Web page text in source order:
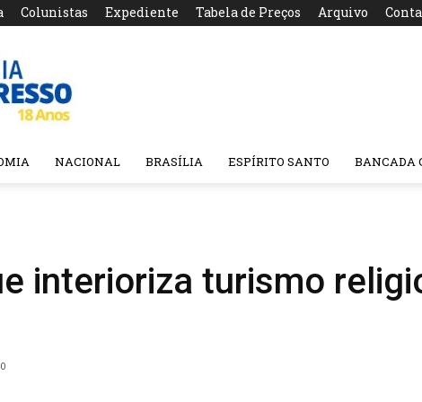
Colunistas Expediente Tabela de Preços Arquivo
NACIONAL BRASÍLIA ESPÍRITO SANTO BANCADA
interioriza turismo